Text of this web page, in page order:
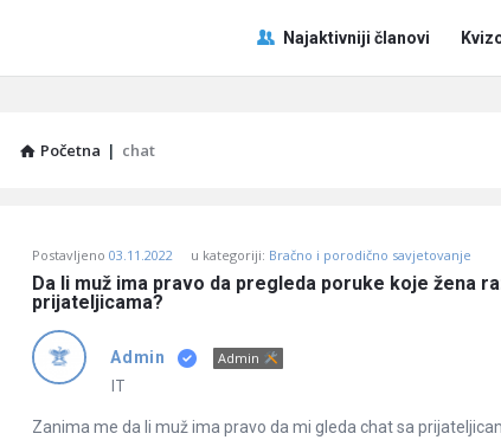
Pitaj
Učene
Najaktivniji članovi
Početna | chat
Učene
Latest
Pitanja
Postavljeno 03.11.2022 u kategoriji: Bračno i porodično savjetovanje
Da li muž ima pravo da pregleda poruke koje žena
prijateljicama?
Admin Admin
IT
Zanima me da li muž ima pravo da mi gleda chat sa